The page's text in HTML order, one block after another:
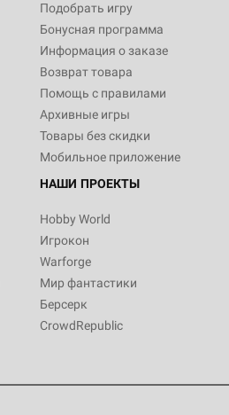
Подобрать игру
Бонусная программа
Информация о заказе
Возврат товара
Помощь с правилами
Архивные игры
Товары без скидки
Мобильное приложение
НАШИ ПРОЕКТЫ
Hobby World
Игрокон
Warforge
Мир фантастики
Берсерк
CrowdRepublic